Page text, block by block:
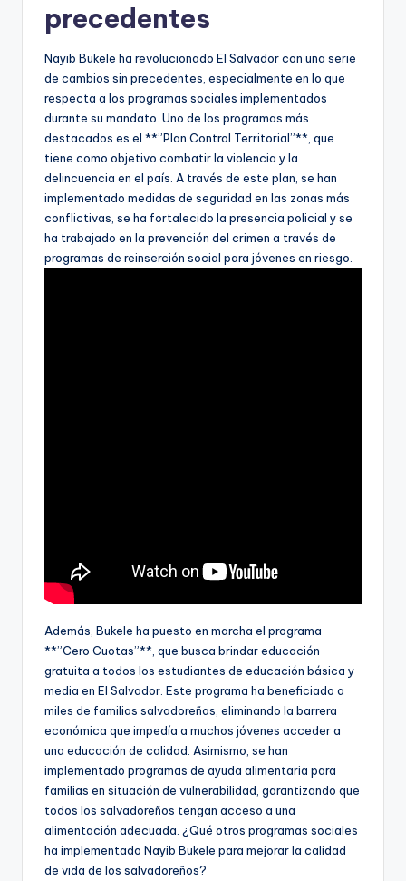
precedentes
Nayib Bukele ha revolucionado El Salvador con una serie
de cambios sin precedentes, especialmente en lo que
respecta a los programas sociales implementados
durante su mandato. Uno de los programas más
destacados es el **”Plan Control Territorial”**, que
tiene como objetivo combatir la violencia y la
delincuencia en el país. A través de este plan, se han
implementado medidas de seguridad en las zonas más
conflictivas, se ha fortalecido la presencia policial y se
ha trabajado en la prevención del crimen a través de
programas de reinserción social para jóvenes en riesgo.
Además, Bukele ha puesto en marcha el programa
**”Cero Cuotas”**, que busca brindar educación
gratuita a todos los estudiantes de educación básica y
media en El Salvador. Este programa ha beneficiado a
miles de familias salvadoreñas, eliminando la barrera
económica que impedía a muchos jóvenes acceder a
una educación de calidad. Asimismo, se han
implementado programas de ayuda alimentaria para
familias en situación de vulnerabilidad, garantizando que
todos los salvadoreños tengan acceso a una
alimentación adecuada. ¿Qué otros programas sociales
ha implementado Nayib Bukele para mejorar la calidad
de vida de los salvadoreños?